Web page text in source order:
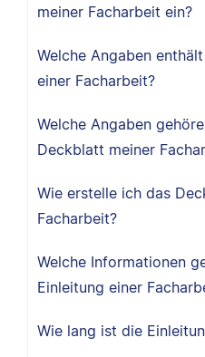
meiner Facharbeit ein?
Welche Angaben
einer Facharbeit?
Welche Angaben
Deckblatt meiner
Wie erstelle ich das
Facharbeit?
Welche Informationen
Einleitung einer
Wie lang ist die